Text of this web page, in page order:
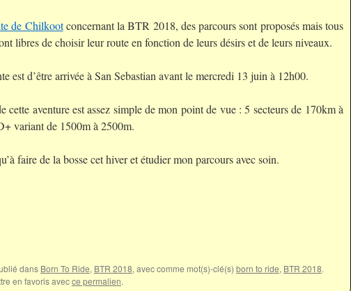
de Chilkootconcernant la BTR 2018, des parcours sont proposés mais tous
libres de choisir leur route en fonction de leurs désirs et de leurs niveaux.
est d’être arrivée à San Sebastian avant le mercredi 13 juin à 12h00.
cette aventure est assez simple de mon point de vue : 5 secteurs de 170km à
variant de 1500m à 2500m.
faire de la bosse cet hiver et étudier mon parcours avec soin.
dans Born To Ride, BTR 2018, avec comme mot(s)-clé(s) born to ride, BTR 2018.
en favoris avecce permalien.